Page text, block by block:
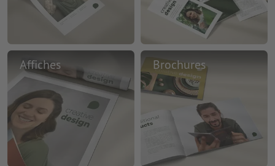
Affiches Brochures